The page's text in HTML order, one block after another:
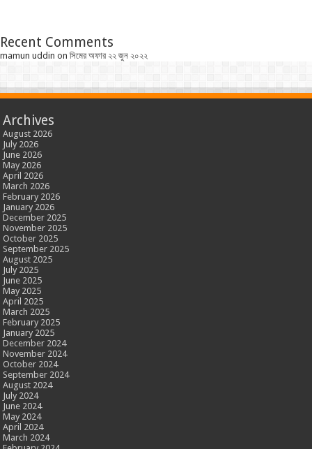
Recent Comments
mamun uddin on সিমের অফার ২২ জুন ২০২২
Archives
August 2026
July 2026
June 2026
May 2026
April 2026
March 2026
February 2026
January 2026
December 2025
November 2025
October 2025
September 2025
August 2025
July 2025
June 2025
May 2025
April 2025
March 2025
February 2025
January 2025
December 2024
November 2024
October 2024
September 2024
August 2024
July 2024
June 2024
May 2024
April 2024
March 2024